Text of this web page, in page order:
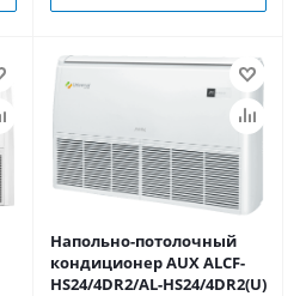
Напольно-потолочный
кондиционер AUX ALCF-
HS24/4DR2/AL-HS24/4DR2(U)